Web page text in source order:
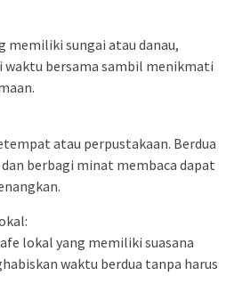
memiliki sungai atau danau,
bersama sambil menikmati
atau perpustakaan. Berdua
berbagi minat membaca dapat
lokal yang memiliki suasana
waktu berdua tanpa harus